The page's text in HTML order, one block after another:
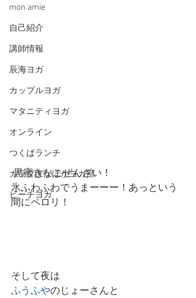
mon amie
自己紹介
講師情報
辰海ヨガ
カップルヨガ
マタニティヨガ
オンライン
つくばランチ
カラダぽかぽかヨガ部
ビーチヨガ
黒蜜きなこぜんざい！
氷ふわふわでうまーーー！あっという
間にペロリ！
そして夜は
ふうふやのじょーさんと